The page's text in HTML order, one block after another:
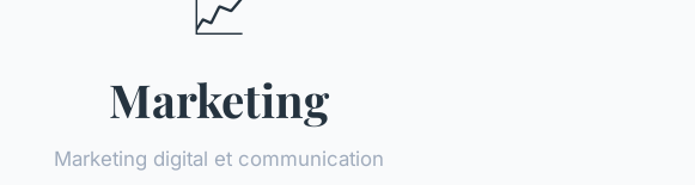
Marketing
Marketing digital et communication